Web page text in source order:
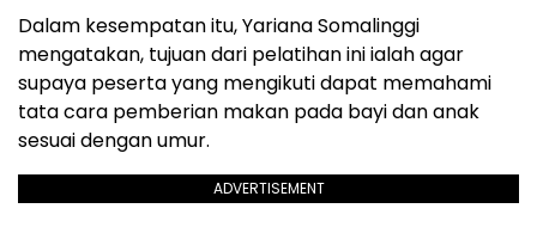
Dalam kesempatan itu, Yariana Somalinggi
mengatakan, tujuan dari pelatihan ini ialah agar
supaya peserta yang mengikuti dapat memahami
tata cara pemberian makan pada bayi dan anak
sesuai dengan umur.
ADVERTISEMENT